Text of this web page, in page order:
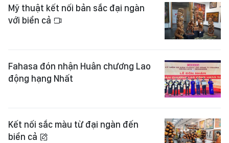
Mỹ thuật kết nối bản sắc đại ngàn
với biển cả
Fahasa đón nhận Huân chương Lao
động hạng Nhất
Kết nối sắc màu từ đại ngàn đến
biển cả